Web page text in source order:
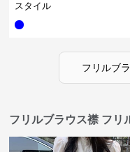
スタイル
フリルブ
フリルブラウス襟 フリ